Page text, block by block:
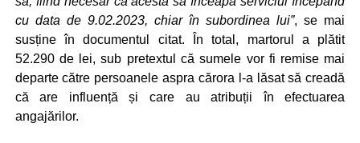
cu data de 9.02.2023, chiar în subordinea lui”, se mai
susține în documentul citat. În total, martorul a plătit
52.290 de lei, sub pretextul că sumele vor fi remise mai
departe către persoanele aspra cărora l-a lăsat să creadă
că are influență și care au atribuții în efectuarea
angajărilor.